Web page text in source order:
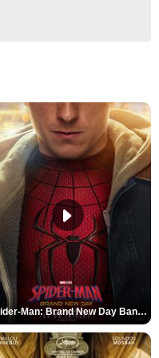
Spider-Man: Brand New Day Bande-annonce VO STFR